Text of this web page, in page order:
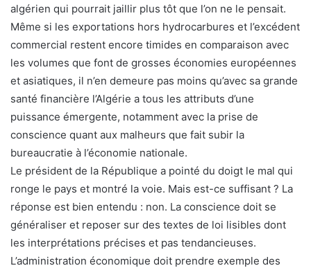
algérien qui pourrait jaillir plus tôt que l’on ne le pensait.
Même si les exportations hors hydrocarbures et l’excédent
commercial restent encore timides en comparaison avec
les volumes que font de grosses économies européennes
et asiatiques, il n’en demeure pas moins qu’avec sa grande
santé financière l’Algérie a tous les attributs d’une
puissance émergente, notamment avec la prise de
conscience quant aux malheurs que fait subir la
bureaucratie à l’économie nationale.
Le président de la République a pointé du doigt le mal qui
ronge le pays et montré la voie. Mais est-ce suffisant ? La
réponse est bien entendu : non. La conscience doit se
généraliser et reposer sur des textes de loi lisibles dont
les interprétations précises et pas tendancieuses.
L’administration économique doit prendre exemple des